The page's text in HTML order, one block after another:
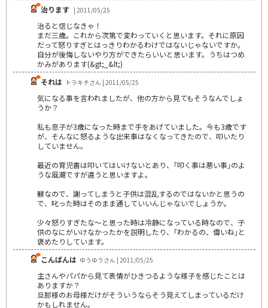
治ります | 2011/05/25
治ると信じなきゃ！
まだ三歳。これから次第で変わっていくと思います。それに原因
だって怒りすぎとはっきりわかるわけではないじゃないですか。
自分が後悔しないやり方ができたらいいと思います。うちはつめ
かみがあります(&gt;_&lt;)
それは トラキチさん | 2011/05/25
気になる事を言われましたが、他の方から見てもそうなんでしょ
うか？
私も息子が3歳になった時まで手をあげていました。今も3歳です
が、そんなに怒るような出来事はなくなってきたので、叩いたり
していません。
最近の育児書は叩いてはいけないとあり、｢叩く事は悪い事｣のよ
うな風潮ですが違うと思いますよ。
躾なので、謝ってしまうと子供は混乱するのではないかと思うの
で、叱った時はそのまま通していいんじゃないでしょうか。
少々怒りすぎたな～と思った時は冷静になっている時なので、子
供のなにがいけなかったかを説明したり、｢わかるの、偉いね｣と
褒めたりしています。
こんばんは ゆうゆうさん | 2011/05/25
主さんやパパから見て表情がひきつるような様子を感じたことは
ありますか？
旦那様のお母様だけがそういうならそう見えてしまっているだけ
かもしれません。